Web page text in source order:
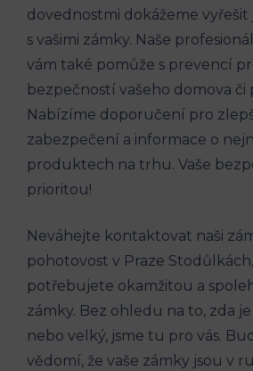
dovednostmi dokážeme
s vašimi zámky. Naše
vám také pomůže s prevencí
bezpečností vašeho domova či
Nabízíme doporučení pro
zabezpečení a informace o
produktech na trhu. Vaše
prioritou!
Neváhejte kontaktovat naši
pohotovost v Praze
potřebujete okamžitou a
zámky. Bez ohledu na to, zda
nebo velký, jsme tu pro vás.
vědomí, že vaše zámky jsou v